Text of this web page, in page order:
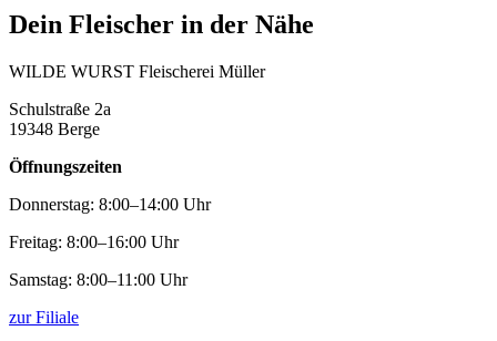
Dein Fleischer in der Nähe
WILDE WURST Fleischerei Müller
Schulstraße 2a
19348 Berge
Öffnungszeiten
Donnerstag: 8:00–14:00 Uhr
Freitag: 8:00–16:00 Uhr
Samstag: 8:00–11:00 Uhr
zur Filiale